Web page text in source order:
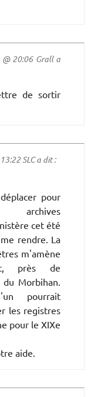
20:06 Grall a
de sortir
SLC a dit :
pour
cet été
rendre. La
m'amène
près de
Morbihan.
pourrait
les registres
pour le XIXe
aide.